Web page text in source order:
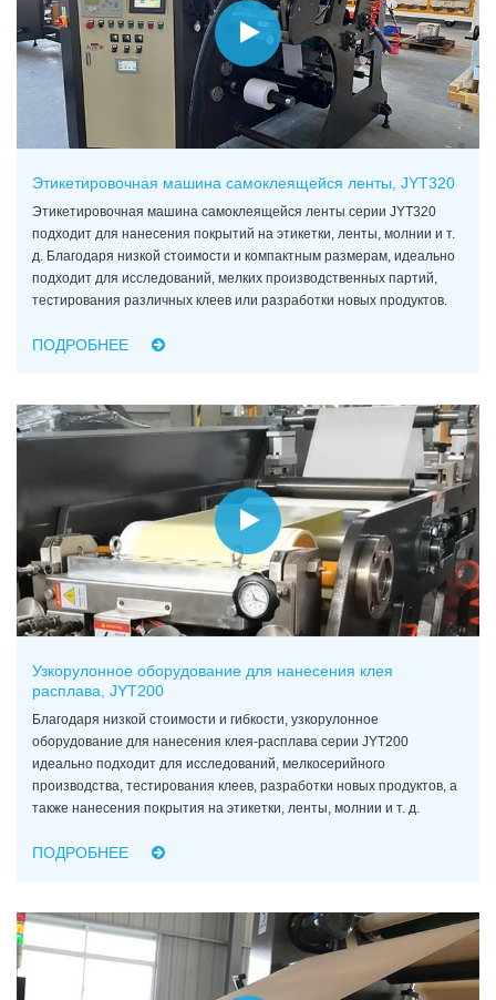
Этикетировочная машина самоклеящейся ленты, JYT320
Этикетировочная машина самоклеящейся ленты серии JYT320
подходит для нанесения покрытий на этикетки, ленты, молнии и т.
д. Благодаря низкой стоимости и компактным размерам, идеально
подходит для исследований, мелких производственных партий,
тестирования различных клеев или разработки новых продуктов.
ПОДРОБНЕЕ
Узкорулонное оборудование для нанесения клея
расплава, JYT200
Благодаря низкой стоимости и гибкости, узкорулонное
оборудование для нанесения клея-расплава серии JYT200
идеально подходит для исследований, мелкосерийного
производства, тестирования клеев, разработки новых продуктов, а
также нанесения покрытия на этикетки, ленты, молнии и т. д.
ПОДРОБНЕЕ